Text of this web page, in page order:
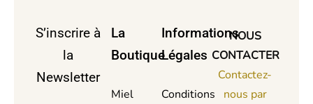
S’inscrire à
la
Newsletter
La
Boutique
Miel
Informations
Légales
Conditions
NOUS
CONTACTER
Contactez-
nous par